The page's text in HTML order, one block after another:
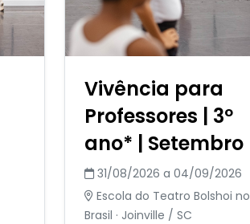
Vivência para
Professores | 3º
ano* | Setembro
31/08/2026 a 04/09/2026
Escola do Teatro Bolshoi no
Brasil · Joinville / SC